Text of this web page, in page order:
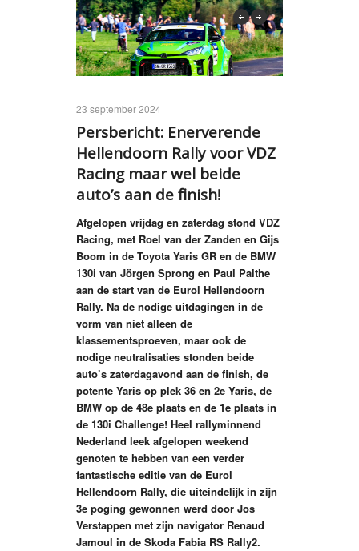
previous
23 september 2024
Persbericht: Enerverende
Hellendoorn Rally voor VDZ
Racing maar wel beide
auto’s aan de finish!
Afgelopen vrijdag en zaterdag stond VDZ
Racing, met Roel van der Zanden en Gijs
Boom in de Toyota Yaris GR en de BMW
130i van Jörgen Sprong en Paul Palthe
aan de start van de Eurol Hellendoorn
Rally. Na de nodige uitdagingen in de
vorm van niet alleen de
klassementsproeven, maar ook de
nodige neutralisaties stonden beide
auto’s zaterdagavond aan de finish, de
potente Yaris op plek 36 en 2e Yaris, de
BMW op de 48e plaats en de 1e plaats in
de 130i Challenge! Heel rallyminnend
Nederland leek afgelopen weekend
genoten te hebben van een verder
fantastische editie van de Eurol
Hellendoorn Rally, die uiteindelijk in zijn
3e poging gewonnen werd door Jos
Verstappen met zijn navigator Renaud
Jamoul in de Skoda Fabia RS Rally2.